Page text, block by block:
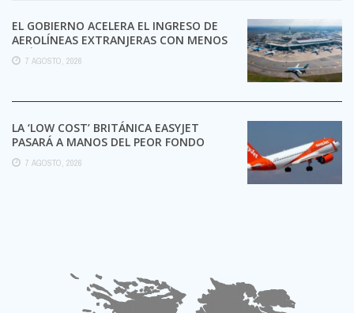
EL GOBIERNO ACELERA EL INGRESO DE
AEROLÍNEAS EXTRANJERAS CON MENOS
TRÁMITES
7 AGOSTO, 2026
LA ‘LOW COST’ BRITÁNICA EASYJET
PASARÁ A MANOS DEL PEOR FONDO
POSIBLE:
7 AGOSTO, 2026